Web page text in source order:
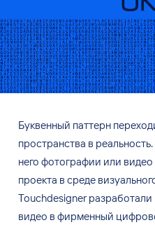
Буквенный паттерн
пространства в
него фотографии или видео
проекта в среде
Touchdesigner
видео в фирменный